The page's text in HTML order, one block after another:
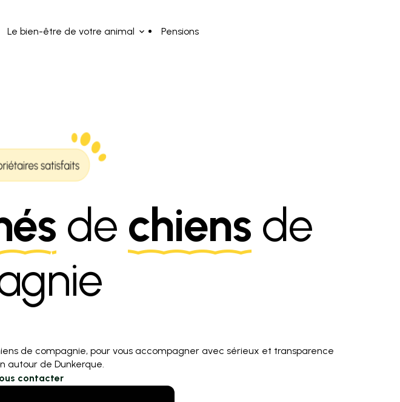
Le bien-être de votre animal Pensions
de chiens de
de compagnie, pour vous accompagner avec sérieux et transparence
autour de Dunkerque.
contacter